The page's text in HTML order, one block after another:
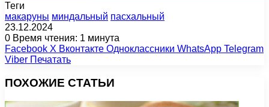
Теги
макаруны миндальный пасхальный
23.12.2024
0 Время чтения: 1 минута
Facebook X Вконтакте Одноклассники WhatsApp Telegram
Viber Печатать
ПОХОЖИЕ СТАТЬИ